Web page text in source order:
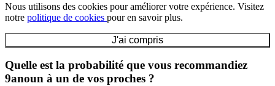
Nous utilisons des cookies pour améliorer votre expérience. Visitez
notre politique de cookies pour en savoir plus.
J'ai compris
Quelle est la probabilité que vous recommandiez
9anoun à un de vos proches ?